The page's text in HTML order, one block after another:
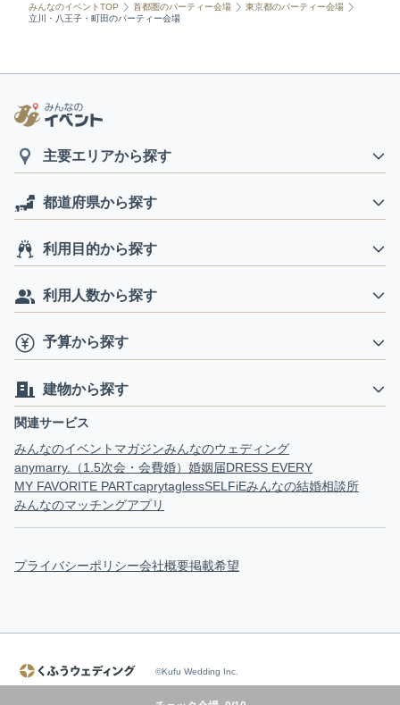
みんなのイベントTOP 首都圏のパーティー会場
東京都のパーティー会場
立川・八王子・町田のパーティー会場
主要エリアから探す
都道府県から探す
利用目的から探す
利用人数から探す
予算から探す
建物から探す
関連サービス
みんなのイベントマガジンみんなのウェディング
anymarry.（1.5次会・会費婚） 婚姻届DRESS EVERY
MY FAVORITE PARTcaprytaglessSELFiEみんなの結婚相談所
みんなのマッチングアプリ
プライバシーポリシー会社概要掲載希望
©Kufu Wedding Inc.